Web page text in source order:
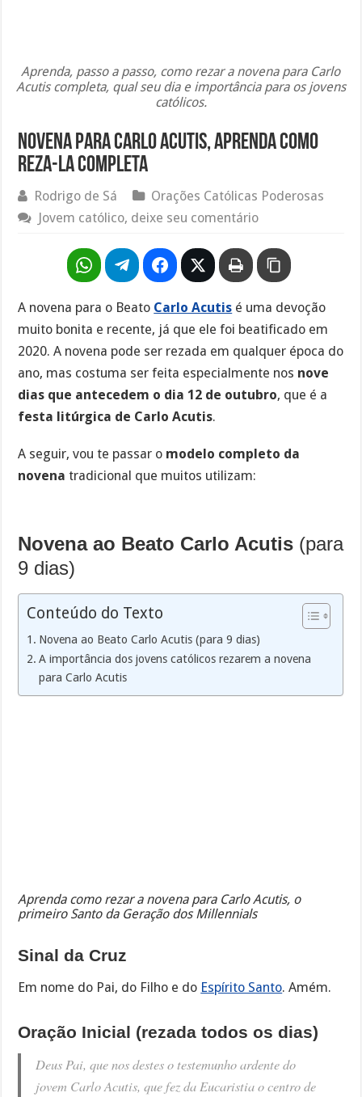
Aprenda, passo a passo, como rezar a novena para Carlo
Acutis completa, qual seu dia e importância para os jovens
católicos.
Novena para Carlo Acutis, aprenda como
reza-la completa
Rodrigo de Sá
Orações Católicas Poderosas
Jovem católico, deixe seu comentário
A novena para o Beato Carlo Acutis é uma devoção
muito bonita e recente, já que ele foi beatificado em
2020. A novena pode ser rezada em qualquer época do
ano, mas costuma ser feita especialmente nos nove
dias que antecedem o dia 12 de outubro, que é a
festa litúrgica de Carlo Acutis.
A seguir, vou te passar o modelo completo da
novena tradicional que muitos utilizam:
Novena ao Beato Carlo Acutis (para
9 dias)
Conteúdo do Texto
Novena ao Beato Carlo Acutis (para 9 dias)
A importância dos jovens católicos rezarem a novena
para Carlo Acutis
Aprenda como rezar a novena para Carlo Acutis, o
primeiro Santo da Geração dos Millennials
Sinal da Cruz
Em nome do Pai, do Filho e do Espírito Santo. Amém.
Oração Inicial (rezada todos os dias)
Deus Pai, que nos destes o testemunho ardente do
jovem Carlo Acutis, que fez da Eucaristia o centro de